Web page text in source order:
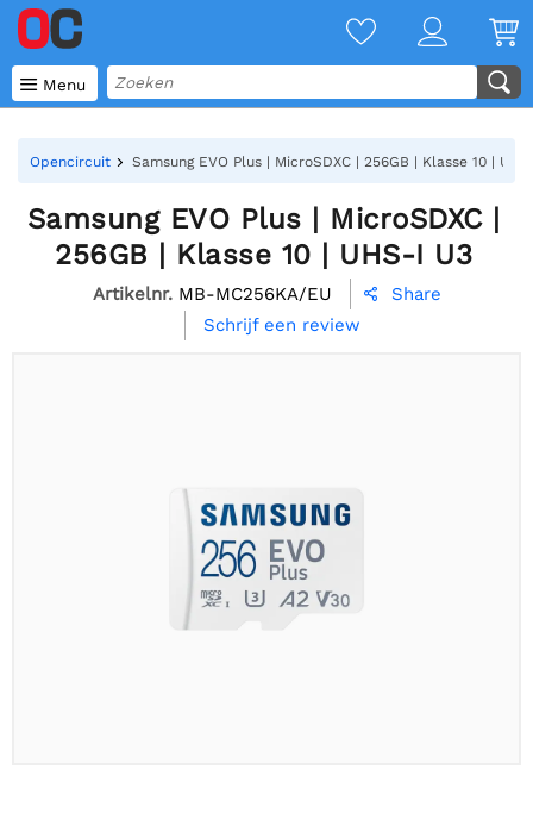
 Menu
Opencircuit Samsung EVO Plus | MicroSDXC | 256GB | Klasse 10 |
Samsung EVO Plus | MicroSDXC |
256GB | Klasse 10 | UHS-I U3
Artikelnr. MB-MC256KA/EU 
Share
Schrijf een review